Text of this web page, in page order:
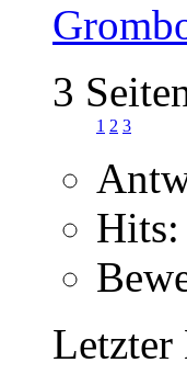
3
1 2 3
Letzter